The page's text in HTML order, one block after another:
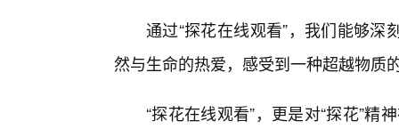
通过“探花在线观看”，我们能够
然与生命的热爱，感受到一种超越物质
“探花在线观看”，更是对“探花”精